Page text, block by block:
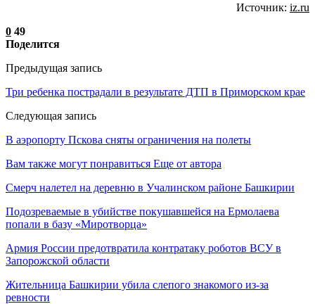
Источник: iz.ru
0 49
Поделится
Предыдущая запись
Три ребенка пострадали в результате ДТП в Приморском крае
Следующая запись
В аэропорту Пскова сняты ограничения на полеты
Вам также могут понравиться Еще от автора
Смерч налетел на деревню в Учалинском районе Башкирии
Подозреваемые в убийстве покушавшейся на Ермолаева
попали в базу «Миротворца»
Армия России предотвратила контратаку роботов ВСУ в
Запорожской области
Жительница Башкирии убила слепого знакомого из-за
ревности